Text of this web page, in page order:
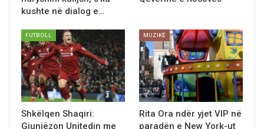
kushte në dialog e…
FUTBOLL
Shkëlqen Shaqiri:
Gjunjëzon Unitedin me
MUZIKË
Rita Ora ndёr yjet VIP nё
paradёn e New York-ut